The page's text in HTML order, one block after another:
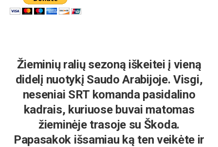
Žieminių ralių sezoną iškeitei į vieną
didelį nuotykį Saudo Arabijoje. Visgi,
neseniai SRT komanda pasidalino
kadrais, kuriuose buvai matomas
žieminėje trasoje su Škoda.
Papasakok išsamiau ką ten veikėte ir